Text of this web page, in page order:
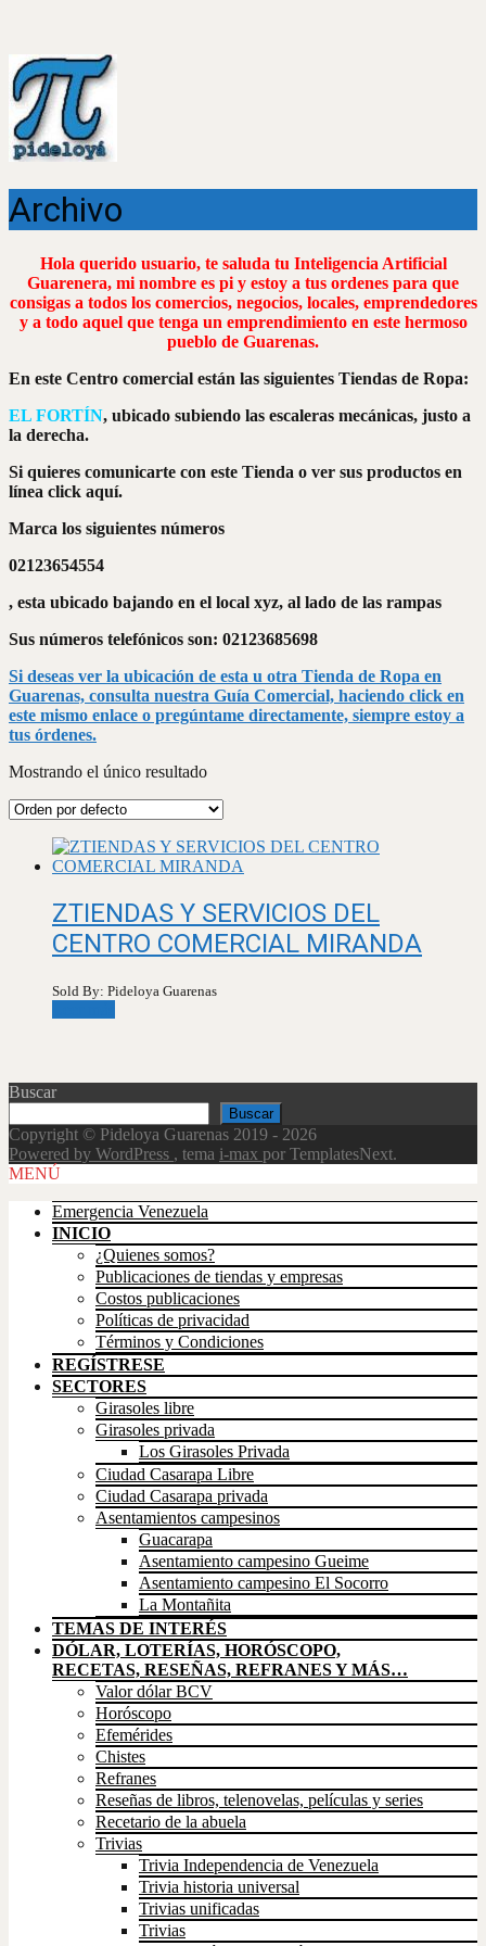
Archivo
Hola querido usuario, te saluda tu Inteligencia Artificial
Guarenera, mi nombre es pi y estoy a tus ordenes para que
consigas a todos los comercios, negocios, locales, emprendedores
y a todo aquel que tenga un emprendimiento en este hermoso
pueblo de Guarenas.
En este Centro comercial están las siguientes Tiendas de Ropa:
EL FORTÍN, ubicado subiendo las escaleras mecánicas, justo a
la derecha.
Si quieres comunicarte con este Tienda o ver sus productos en
línea click aquí.
Marca los siguientes números
02123654554
, esta ubicado bajando en el local xyz, al lado de las rampas
Sus números telefónicos son: 02123685698
Si deseas ver la ubicación de esta u otra Tienda de Ropa en
Guarenas, consulta nuestra Guía Comercial, haciendo click en
este mismo enlace o pregúntame directamente, siempre estoy a
tus órdenes.
Mostrando el único resultado
ZTIENDAS Y SERVICIOS DEL
CENTRO COMERCIAL MIRANDA
Sold By: Pideloya Guarenas
Buscar
Buscar
Copyright © Pideloya Guarenas 2019 - 2026
Powered by WordPress , tema i-max por TemplatesNext.
Scroll
MENÚ
Emergencia Venezuela
INICIO
¿Quienes somos?
Publicaciones de tiendas y empresas
Costos publicaciones
Políticas de privacidad
Términos y Condiciones
REGÍSTRESE
SECTORES
Girasoles libre
Girasoles privada
Los Girasoles Privada
Ciudad Casarapa Libre
Ciudad Casarapa privada
Asentamientos campesinos
Guacarapa
Asentamiento campesino Gueime
Asentamiento campesino El Socorro
La Montañita
TEMAS DE INTERÉS
DÓLAR, LOTERÍAS, HORÓSCOPO,
RECETAS, RESEÑAS, REFRANES Y MÁS…
Valor dólar BCV
Horóscopo
Efemérides
Chistes
Refranes
Reseñas de libros, telenovelas, películas y series
Recetario de la abuela
Trivias
Trivia Independencia de Venezuela
Trivia historia universal
Trivias unificadas
Trivias